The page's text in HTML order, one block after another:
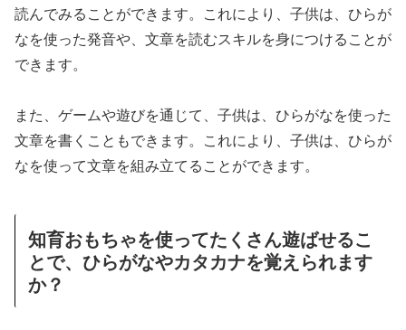
読んでみることができます。これにより、子供は、ひらが
なを使った発音や、文章を読むスキルを身につけることが
できます。
また、ゲームや遊びを通じて、子供は、ひらがなを使った
文章を書くこともできます。これにより、子供は、ひらが
なを使って文章を組み立てることができます。
知育おもちゃを使ってたくさん遊ばせるこ
とで、ひらがなやカタカナを覚えられます
か？